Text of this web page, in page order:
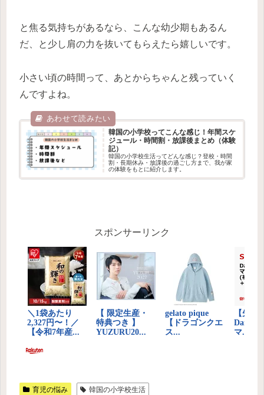
と焦る気持ちがあるなら、こんな幼少期もあるん
だ、と少し肩の力を抜いてもらえたら嬉しいです。
小さい頃の時間って、あとからちゃんと残っていく
んですよね。
韓国の小学校ってこんな感じ！年間スケ
ジュール・時間割・放課後まとめ（体験
記）
韓国の小学校生活ってどんな感じ？登校・時間
割・長期休み・放課後の過ごし方まで、我が家
の体験をもとに紹介します。
スポンサーリンク
育児の悩み 韓国の小学校生活